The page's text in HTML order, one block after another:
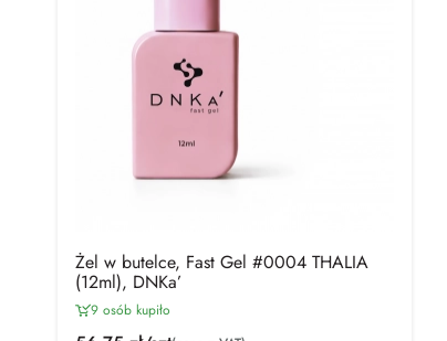
Żel w butelce, Fast Gel #0004 THALIA
(12ml), DNKa’
9 osób kupiło